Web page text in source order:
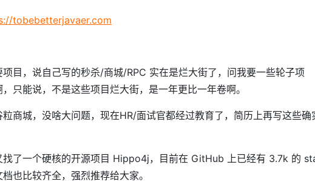
tobebetterjavaer.com
项目，说自己写的秒杀/商城/RPC 实在是烂大街了，问我要一些轮子项
只能说，不是这些项目烂大街，是一年更比一年卷啊。
商城，没啥大问题，现在HR/面试官都经过教育了，简历上再写这些确
找了一个硬核的开源项目 Hippo4j，目前在 GitHub 上已经有 3.7k 的
也比较齐全，强烈推荐给大家。